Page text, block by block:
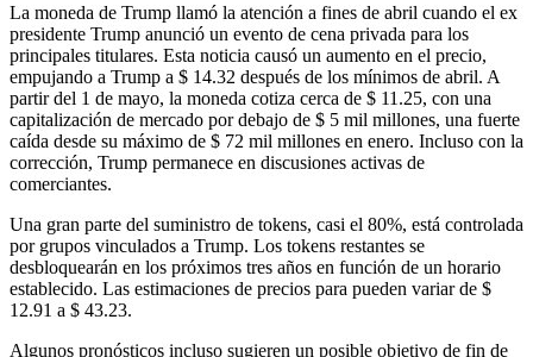
La moneda de Trump llamó la atención a fines de abril cuando el ex
presidente Trump anunció un evento de cena privada para los
principales titulares. Esta noticia causó un aumento en el precio,
empujando a Trump a $ 14.32 después de los mínimos de abril. A
partir del 1 de mayo, la moneda cotiza cerca de $ 11.25, con una
capitalización de mercado por debajo de $ 5 mil millones, una fuerte
caída desde su máximo de $ 72 mil millones en enero. Incluso con la
corrección, Trump permanece en discusiones activas de
comerciantes.
Una gran parte del suministro de tokens, casi el 80%, está controlada
por grupos vinculados a Trump. Los tokens restantes se
desbloquearán en los próximos tres años en función de un horario
establecido. Las estimaciones de precios para pueden variar de $
12.91 a $ 43.23.
Algunos pronósticos incluso sugieren un posible objetivo de fin de